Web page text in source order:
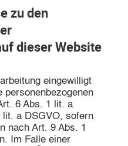
zu den
dieser Website
eingewilligt
personenbezogenen
6 Abs. 1 lit. a
lit. a DSGVO, sofern
nach Art. 9 Abs. 1
Im Falle einer